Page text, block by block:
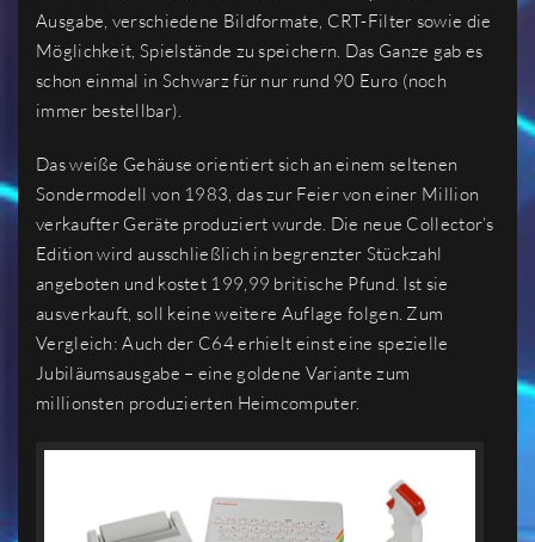
Ausgabe, verschiedene Bildformate, CRT-Filter sowie die
Möglichkeit, Spielstände zu speichern. Das Ganze gab es
schon einmal in Schwarz für nur rund 90 Euro (noch
immer bestellbar).
Das weiße Gehäuse orientiert sich an einem seltenen
Sondermodell von 1983, das zur Feier von einer Million
verkaufter Geräte produziert wurde. Die neue Collector’s
Edition wird ausschließlich in begrenzter Stückzahl
angeboten und kostet 199,99 britische Pfund. Ist sie
ausverkauft, soll keine weitere Auflage folgen. Zum
Vergleich: Auch der C64 erhielt einst eine spezielle
Jubiläumsausgabe – eine goldene Variante zum
millionsten produzierten Heimcomputer.